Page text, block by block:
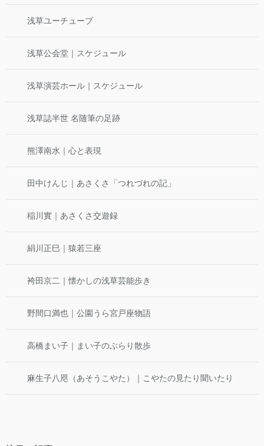
浅草ユーチューブ
浅草公会堂｜スケジュール
浅草演芸ホール｜スケジュール
浅草誌半世 名随筆の足跡
熊澤南水｜心と表現
田中けんじ｜あさくさ「つれづれの記」
稲川實｜あさくさ交遊録
絹川正巳｜猿若三座
袴田京二｜懐かしの浅草芸能歩き
野間口満也｜公園うら宮戸座物語
高橋まい子｜まい子のぶらり散歩
麻生子八咫（あそうこやた）｜こやたの見たり聞いたり